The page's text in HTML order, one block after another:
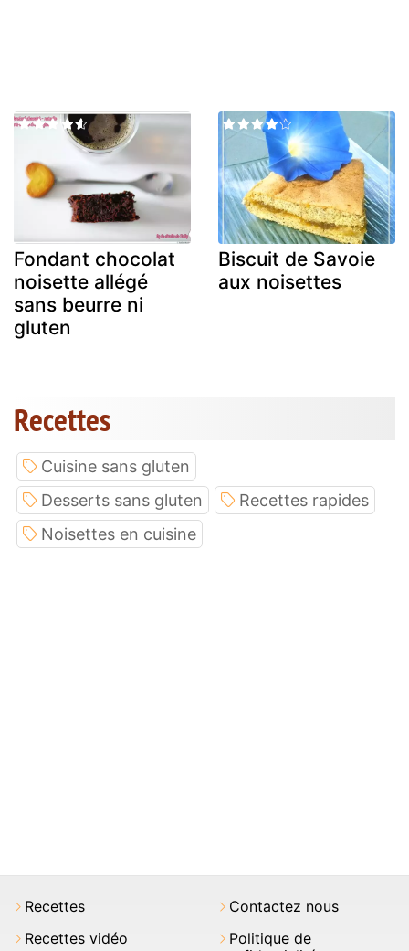
Fondant chocolat
noisette allégé
sans beurre ni
gluten
Biscuit de Savoie
aux noisettes
Recettes
Cuisine sans gluten
Desserts sans gluten
Recettes rapides
Noisettes en cuisine
Recettes
Recettes vidéo
Contactez nous
Politique de